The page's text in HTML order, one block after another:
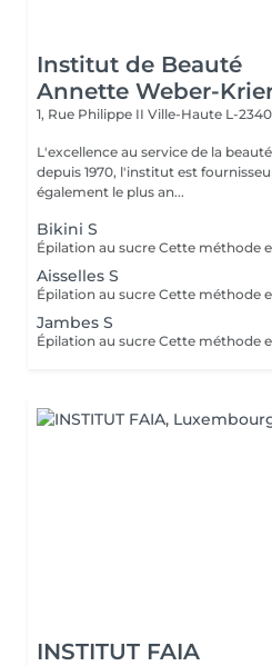
Institut de Beauté
Annette Weber-
1, Rue Philippe II Ville-Haute L-2340
L'excellence au service de la beauté! Situé en plein centre-
depuis 1970, l'institut est
également le plus an...
Bikini S
Aisselles S
Jambes S
INSTITUT FAIA